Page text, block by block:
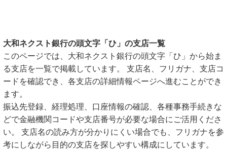
大和ネクスト銀行の頭文字「ひ」の支店一覧
このページでは、大和ネクスト銀行の頭文字「ひ」から始ま
る支店を一覧で掲載しています。 支店名、フリガナ、支店コ
ードを確認でき、各支店の詳細情報ページへ進むことができ
ます。
振込先登録、経理処理、口座情報の確認、各種事務手続きな
どで金融機関コードや支店番号が必要な場合にご活用くださ
い。 支店名の読み方が分かりにくい場合でも、フリガナを参
考にしながら目的の支店を探しやすい構成にしています。